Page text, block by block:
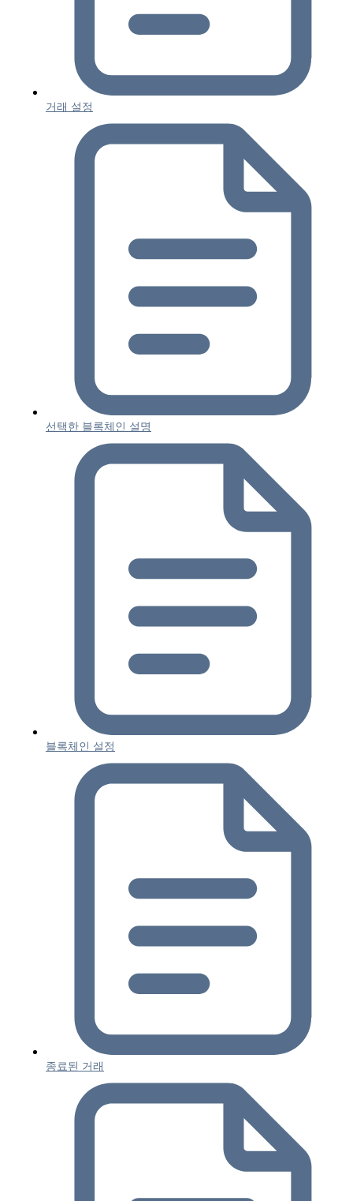
거래 설정
선택한 블록체인 설명
블록체인 설정
종료된 거래